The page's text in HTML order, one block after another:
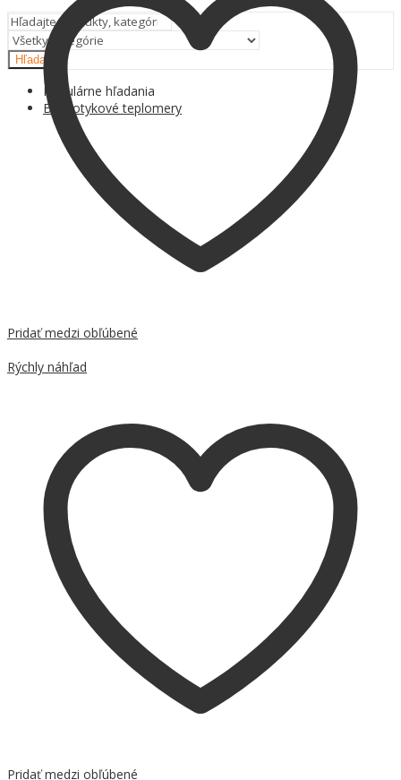
Hľadať
Populárne hľadania
Bezdotykové teplomery
Pridať medzi obľúbené
Rýchly náhľad
Pridať medzi obľúbené